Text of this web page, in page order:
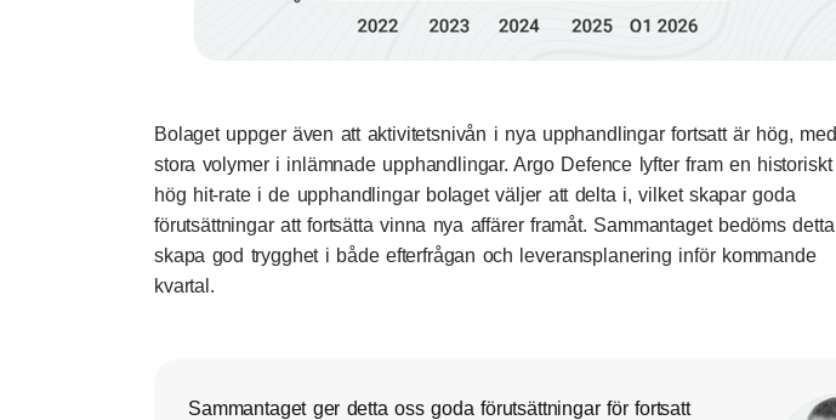
Bolaget uppger även att aktivitetsnivån i nya upphandlingar fortsatt är hög, med
stora volymer i inlämnade upphandlingar. Argo Defence lyfter fram en historiskt
hög hit-rate i de upphandlingar bolaget väljer att delta i, vilket skapar goda
förutsättningar att fortsätta vinna nya affärer framåt. Sammantaget bedöms detta
skapa god trygghet i både efterfrågan och leveransplanering inför kommande
kvartal.
Sammantaget ger detta oss goda förutsättningar för fortsatt